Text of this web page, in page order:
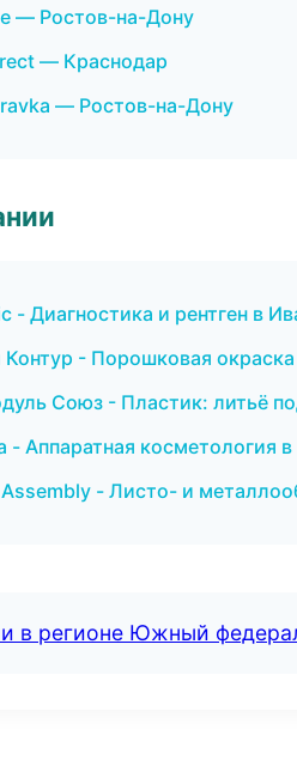
— Ростов-на-Дону
— Краснодар
— Ростов-на-Дону
- Диагностика и рентген в
- Порошковая
Союз - Пластик: литьё
- Аппаратная косметология
- Листо- и
в регионе Южный